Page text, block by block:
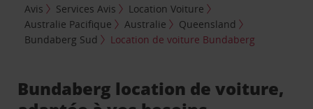
Avis Services Avis
Location Voiture
Australie Pacifique
Australie
Queensland
Bundaberg Sud
Location de voiture Bundaberg
Bundaberg location de voiture,